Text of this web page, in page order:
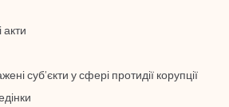
суб’єкти у сфері протидії корупції